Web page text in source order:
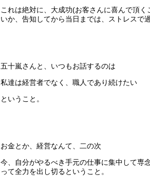
これは絶対に、大成功(お客さんに喜んで頂
いか、告知してから当日までは、ストレスで
五十嵐さんと、いつもお話するのは
私達は経営者でなく、職人であり続けたい
ということ。
お金とか、経営なんて、二の次
今、自分がやるべき手元の仕事に集中して専
って全力を出し切るということ。